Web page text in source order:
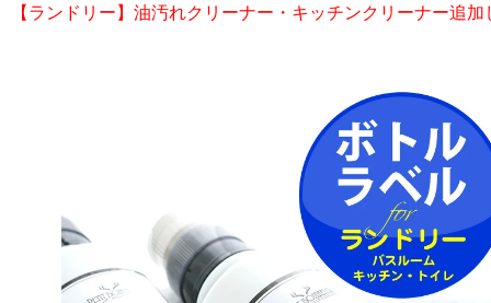
【ランドリー】油汚れクリーナー・キッチンクリーナー追加